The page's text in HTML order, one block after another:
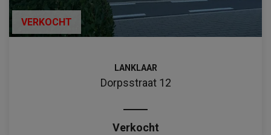
VERKOCHT
LANKLAAR
Dorpsstraat 12
Verkocht